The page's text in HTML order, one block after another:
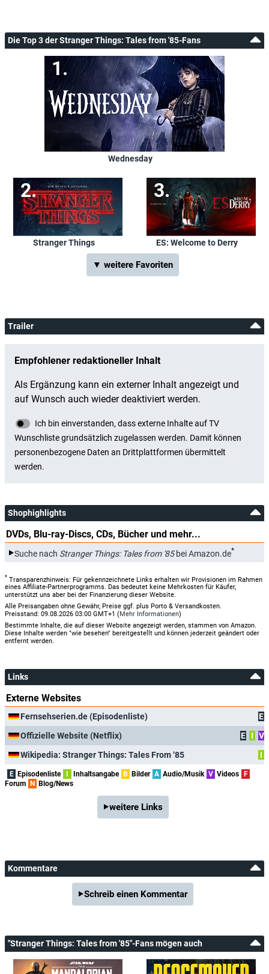
Die Top 3 der Stranger Things: Tales from '85-Fans
Wednesday
Stranger Things ES: Welcome to Derry
▼ weitere Favoriten
Trailer
Shophighlights
DVDs, Blu-ray-Discs, CDs, Bücher und mehr...
Suche nach Stranger Things: Tales from '85bei Amazon.de*
* Transparenzhinweis: Für gekennzeichnete Links erhalten wir Provisionen im Rahmen
eines Affiliate-Partnerprogramms. Das bedeutet keine Mehrkosten für Käufer,
unterstützt uns aber bei der Finanzierung dieser Website.
Alle Preisangaben ohne Gewähr, Preise ggf. plus Porto & Versandkosten.
Preisstand: 09.08.2026 03:00 GMT+1 (Mehr Informationen)
Bestimmte Inhalte, die auf dieser Website angezeigt werden, stammen von Amazon.
Diese Inhalte werden "wie besehen" bereitgestellt und können jederzeit geändert oder
entfernt werden.
Links
Externe Websites
Fernsehserien.de (Episodenliste)
E
Offizielle Website (Netflix)
E I
V
Wikipedia: Stranger Things: Tales From ‘85
I
E Episodenliste Inhaltsangabe B Bilder A Audio/Musik V Videos
F
Forum
N Blog/News
weitere Links
Kommentare
Schreib einen Kommentar
"Stranger Things: Tales from '85"-Fans mögen auch